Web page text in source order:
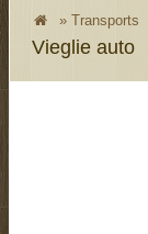
»Transports
Vieglie auto